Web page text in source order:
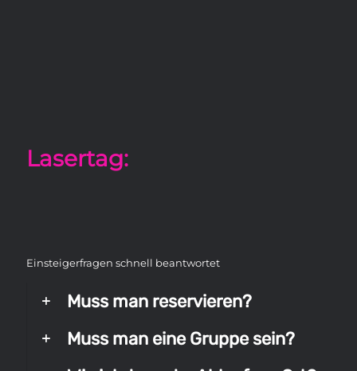
Lasertag:
Einsteigerfragen schnell beantwortet
Muss man reservieren?
Muss man eine Gruppe sein?